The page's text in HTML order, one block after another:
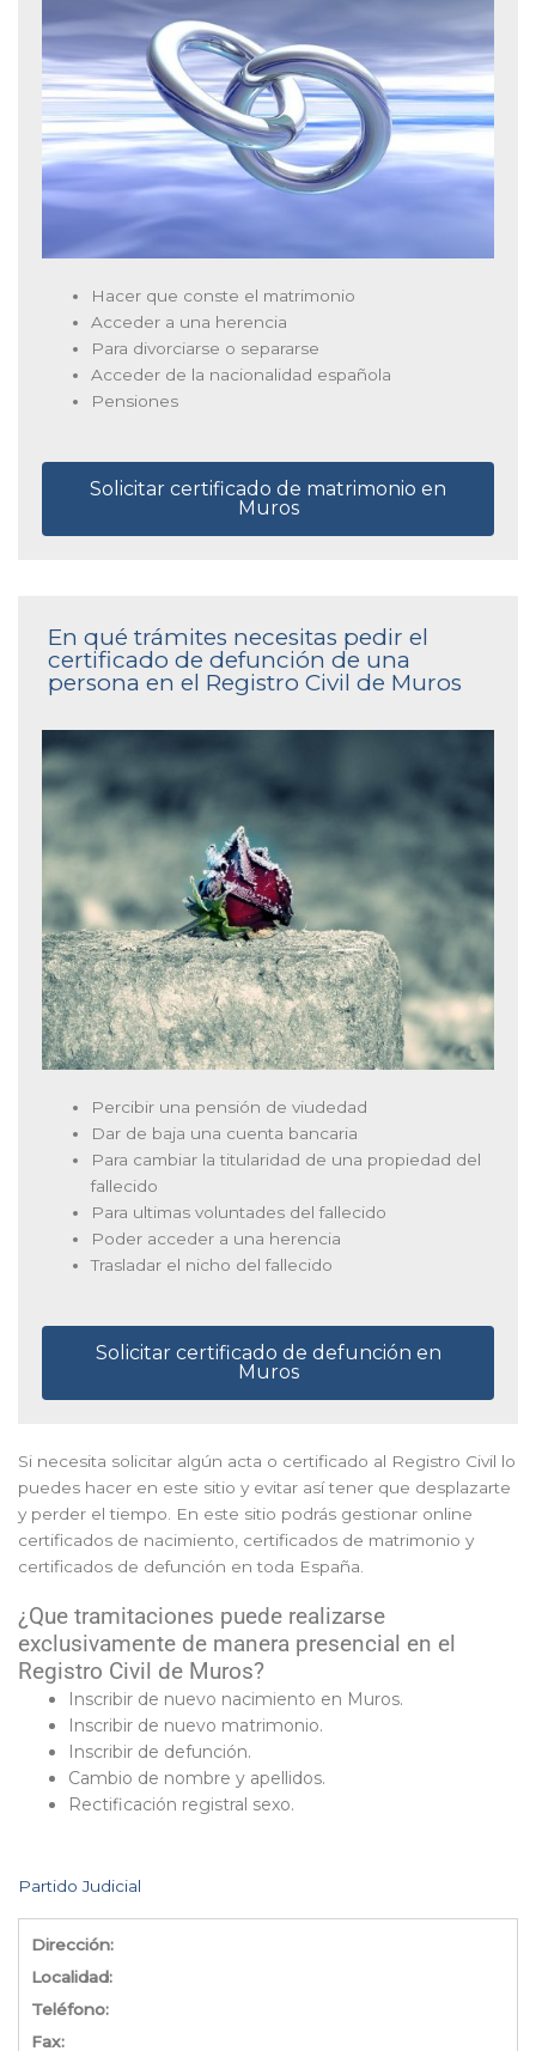
Hacer que conste el matrimonio
Acceder a una herencia
Para divorciarse o separarse
Acceder de la nacionalidad española
Pensiones
Solicitar certificado de matrimonio en
Muros
En qué trámites necesitas pedir el
certificado de defunción de una
persona en el Registro Civil de Muros
Percibir una pensión de viudedad
Dar de baja una cuenta bancaria
Para cambiar la titularidad de una propiedad del
fallecido
Para ultimas voluntades del fallecido
Poder acceder a una herencia
Trasladar el nicho del fallecido
Solicitar certificado de defunción en
Muros
Si necesita solicitar algún acta o certificado al Registro Civil lo
puedes hacer en este sitio y evitar así tener que desplazarte
y perder el tiempo. En este sitio podrás gestionar online
certificados de nacimiento, certificados de matrimonio y
certificados de defunción en toda España.
¿Que tramitaciones puede realizarse
exclusivamente de manera presencial en el
Registro Civil de Muros?
Inscribir de nuevo nacimiento en Muros.
Inscribir de nuevo matrimonio.
Inscribir de defunción.
Cambio de nombre y apellidos.
Rectificación registral sexo.
Partido Judicial
Dirección:
Localidad:
Teléfono:
Fax: